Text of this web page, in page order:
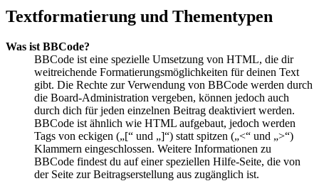
Textformatierung und Thementypen
Was ist BBCode?
BBCode ist eine spezielle Umsetzung von HTML, die dir
weitreichende Formatierungsmöglichkeiten für deinen Text
gibt. Die Rechte zur Verwendung von BBCode werden durch
die Board-Administration vergeben, können jedoch auch
durch dich für jeden einzelnen Beitrag deaktiviert werden.
BBCode ist ähnlich wie HTML aufgebaut, jedoch werden
Tags von eckigen („[“ und „]“) statt spitzen („<“ und „>“)
Klammern eingeschlossen. Weitere Informationen zu
BBCode findest du auf einer speziellen Hilfe-Seite, die von
der Seite zur Beitragserstellung aus zugänglich ist.